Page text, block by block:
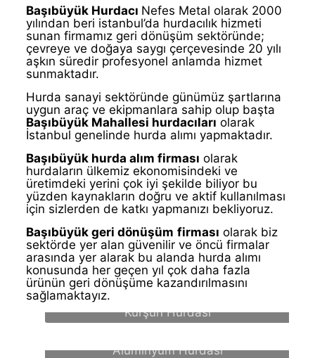
Başıbüyük Hurdacı Nefes Metal olarak 2000
yılından beri istanbul’da hurdacılık hizmeti
sunan firmamız geri dönüşüm sektöründe;
çevreye ve doğaya saygı çerçevesinde 20 yılı
aşkın süredir profesyonel anlamda hizmet
sunmaktadır.
Hurda sanayi sektöründe günümüz şartlarına
uygun araç ve ekipmanlara sahip olup başta
Başıbüyük Mahallesi hurdacıları olarak
İstanbul genelinde hurda alımı yapmaktadır.
Başıbüyük hurda alım firması olarak
hurdaların ülkemiz ekonomisindeki ve
üretimdeki yerini çok iyi şekilde biliyor bu
yüzden kaynakların doğru ve aktif kullanılması
için sizlerden de katkı yapmanızı bekliyoruz.
Başıbüyük geri dönüşüm firması olarak biz
sektörde yer alan güvenilir ve öncü firmalar
arasında yer alarak bu alanda hurda alımı
konusunda her geçen yıl çok daha fazla
ürünün geri dönüşüme kazandırılmasını
sağlamaktayız.
Kurşun Hurdası
Alüminyum Hurdası